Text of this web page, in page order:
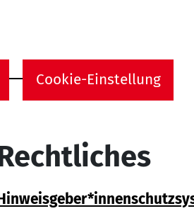
Cookie-Einstellung